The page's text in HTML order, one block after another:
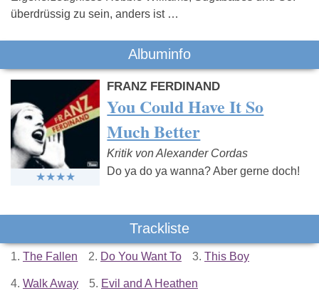
überdrüssig zu sein, anders ist …
Albuminfo
FRANZ FERDINAND
You Could Have It So
Much Better
Kritik von Alexander Cordas
Do ya do ya wanna? Aber gerne doch!
Trackliste
1. The Fallen 2. Do You Want To 3. This Boy
4. Walk Away 5. Evil and A Heathen